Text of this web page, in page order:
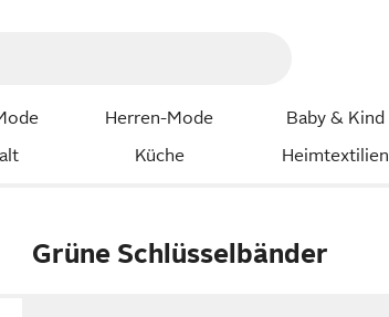
Herren-Mode Baby & Kind
Küche Heimtextilien
Grüne Schlüsselbänder